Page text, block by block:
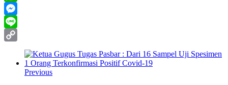
WhatsApp
Messenger
Line
Link
Previous